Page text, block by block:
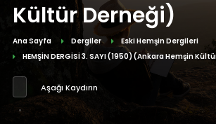
Kültür Derneği)
Ana Sayfa Dergiler
Eski Hemşin Dergileri
HEMŞİN DERGİSİ 3. SAYI (1950) (Ankara Hemşin
Aşağı Kaydırın